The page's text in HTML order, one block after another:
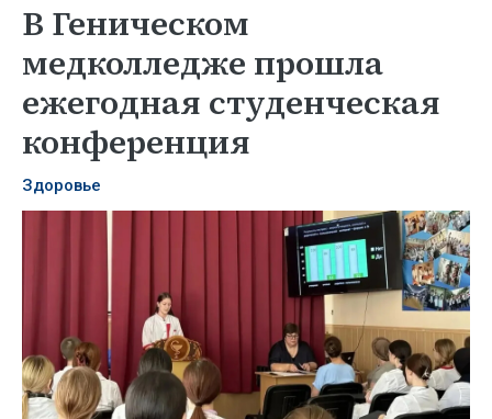
В Геническом
медколледже прошла
ежегодная студенческая
конференция
Здоровье